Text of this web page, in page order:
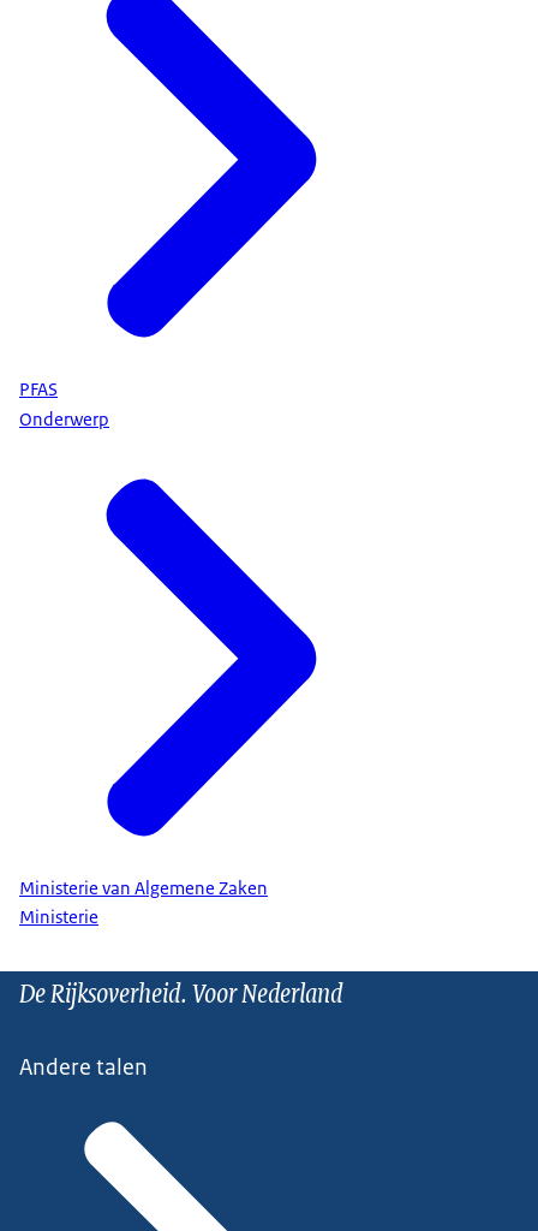
PFAS
Onderwerp
Ministerie van Algemene Zaken
Ministerie
De Rijksoverheid. Voor Nederland
Andere talen